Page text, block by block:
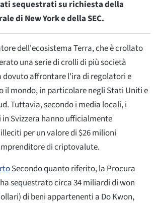
sequestrati su richiesta della
di New York e della SEC.
dell'ecosistema Terra, che è crollato
una serie di crolli di più società
affrontare l'ira di regolatori e
il mondo, in particolare negli Stati Uniti e
Tuttavia, secondo i media locali, i
Svizzera hanno ufficialmente
per un valore di $26 milioni
di criptovalute.
Secondo quanto riferito, la Procura
sequestrato circa 34 miliardi di won
di beni appartenenti a Do Kwon,